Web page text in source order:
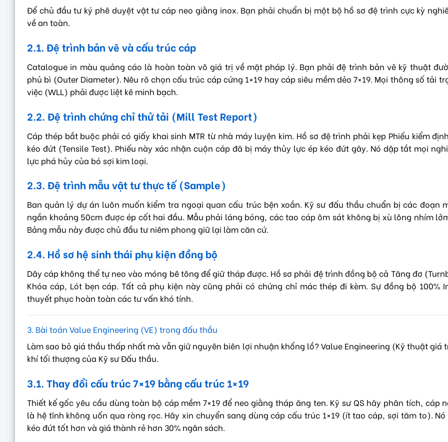
Để chủ đầu tư ký phê duyệt vật tư cáp neo giằng inox. Bạn phải chuẩn bị một bộ hồ sơ đệ trình cực kỳ
về an toàn.
2.1. Đệ trình bản vẽ và cấu trúc cáp
Catalogue in màu quảng cáo là hoàn toàn vô giá trị về mặt pháp lý. Bạn phải đệ trình bản vẽ kỹ thuật
phủ bì (Outer Diameter). Nêu rõ chọn cấu trúc cáp cứng 1×19 hay cáp siêu mềm dẻo 7×19. Mọi thông số tải
việc (WLL) phải được liệt kê minh bạch.
2.2. Đệ trình chứng chỉ thử tải (Mill Test Report)
Cáp thép bắt buộc phải có giấy khai sinh MTR từ nhà máy luyện kim. Hồ sơ đệ trình phải kẹp Phiếu kiểm
kéo đứt (Tensile Test). Phiếu này xác nhận cuộn cáp đã bị máy thủy lực ép kéo đứt gãy. Nó dập tắt mọi
lực phá hủy của bó sợi kim loại.
2.3. Đệ trình mẫu vật tư thực tế (Sample)
Ban quản lý dự án luôn muốn kiểm tra ngoại quan cấu trúc bện xoắn. Kỹ sư đấu thầu chuẩn bị các đoạn
ngắn khoảng 50cm được ép cốt hai đầu. Mẫu phải láng bóng, các tao cáp ôm sát không bị xù lông nhím
Bảng mẫu này được chủ đầu tư niêm phong giữ lại làm căn cứ.
2.4. Hồ sơ hệ sinh thái phụ kiện đồng bộ
Dây cáp không thể tự neo vào móng bê tông để giữ tháp được. Hồ sơ phải đệ trình đồng bộ cả Tăng đơ
Khóa cáp, Lót bẹn cáp. Tất cả phụ kiện này cũng phải có chứng chỉ mác thép đi kèm. Sự đồng bộ 100%
thuyết phục hoàn toàn các tư vấn khó tính.
3. Bài toán Value Engineering (VE) trong đấu thầu
Làm sao bỏ giá thầu thấp nhất mà vẫn giữ nguyên biên lợi nhuận khổng lồ? Value Engineering (Kỹ thuật giá
khí tối thượng của Kỹ sư Đấu thầu.
3.1. Thay đổi cấu trúc 7×19 bằng cấu trúc 1×19
Thiết kế gốc yêu cầu dùng toàn bộ cáp mềm 7×19 để neo giằng tháp ăng ten. Kỹ sư QS hãy phân tích, cáp
là hệ tĩnh không uốn qua ròng rọc. Hãy xin chuyển sang dùng cáp cấu trúc 1×19 (ít tao cáp, sợi tăm to).
kéo đứt tốt hơn và giá thành rẻ hơn 30% ngân sách.